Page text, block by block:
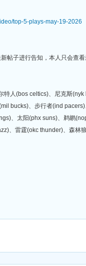
top-5-plays-may-19-2026
帖子进行告知，本人只会查
特人(bos celtics)、尼克斯
bucks)、步行者(ind
、太阳(phx suns)、鹈鹕
、雷霆(okc thunder)、森林